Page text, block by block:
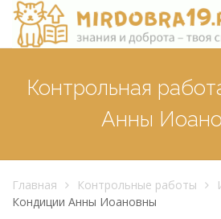
Контрольная
Анны
Главная Контрольные работы
Кондиции Анны Иоановны